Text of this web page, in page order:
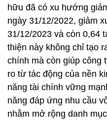
hữu đã có xu hướng
ngày 31/12/2022, giảm
31/12/2023 và còn 0,64
thiện này không chỉ tạo
chính mà còn giúp công
ro từ tác động của nền
năng tài chính vững
năng đáp ứng nhu cầu
nhằm mở rộng danh